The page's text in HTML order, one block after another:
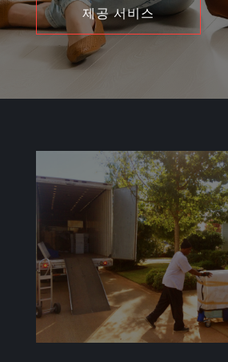
제공 서비스